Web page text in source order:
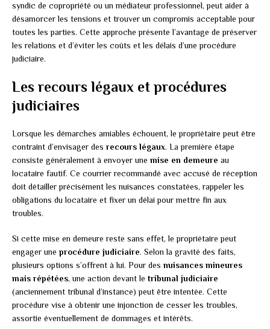
syndic de copropriété ou un médiateur professionnel, peut aider à
désamorcer les tensions et trouver un compromis acceptable pour
toutes les parties. Cette approche présente l’avantage de préserver
les relations et d’éviter les coûts et les délais d’une procédure
judiciaire.
Les recours légaux et procédures
judiciaires
Lorsque les démarches amiables échouent, le propriétaire peut être
contraint d’envisager des recours légaux. La première étape
consiste généralement à envoyer une mise en demeure au
locataire fautif. Ce courrier recommandé avec accusé de réception
doit détailler précisément les nuisances constatées, rappeler les
obligations du locataire et fixer un délai pour mettre fin aux
troubles.
Si cette mise en demeure reste sans effet, le propriétaire peut
engager une procédure judiciaire. Selon la gravité des faits,
plusieurs options s’offrent à lui. Pour des nuisances mineures
mais répétées, une action devant le tribunal judiciaire
(anciennement tribunal d’instance) peut être intentée. Cette
procédure vise à obtenir une injonction de cesser les troubles,
assortie éventuellement de dommages et intérêts.